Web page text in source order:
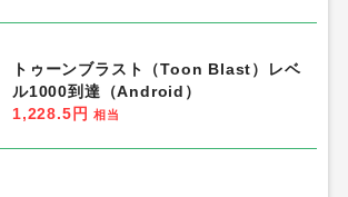
トゥーンブラスト（Toon Blast）レベ
ル1000到達（Android）
1,228.5円
相当